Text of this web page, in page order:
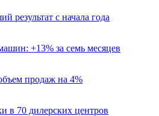
результат с начала года
+13% за семь месяцев
продаж на 4%
в 70 дилерских центров